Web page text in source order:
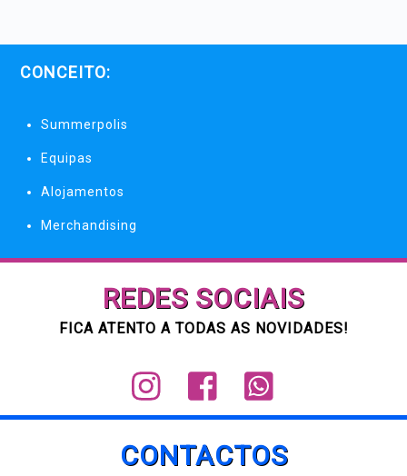
CONCEITO:
Summerpolis
Equipas
Alojamentos
Merchandising
REDES SOCIAIS
FICA ATENTO A TODAS AS NOVIDADES!
Label Label Label
CONTACTOS